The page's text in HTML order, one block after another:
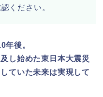
ください。
年後。
し始めた東日本大震災
ていた未来は実現して